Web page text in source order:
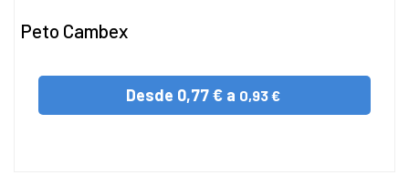
Peto Cambex
Desde 0,77 € a 0,93 €